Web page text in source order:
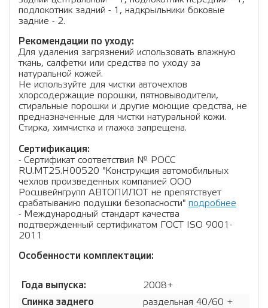
подлокотник задний - 1, надкрыльники боковые
задние - 2.
Рекомендации по уходу:
Для удаления загрязнений использовать влажную
ткань, салфетки или средства по уходу за
натуральной кожей.
Не используйте для чистки авточехлов
хлорсодержащие порошки, пятновыводители,
стиральные порошки и другие моющие средства, не
предназначенные для чистки натуральной кожи.
Стирка, химчистка и глажка запрещена.
Сертификация:
- Сертификат соответствия № РОСС
RU.МТ25.Н00520 "Конструкция автомобильных
чехлов произведенных компанией ООО
Росшвейнгрупп АВТОПИЛОТ не препятствует
срабатыванию подушки безопасности" подробнее
- Международный стандарт качества
подтвержденный сертификатом ГОСТ ISO 9001-
2011
Особенности комплектации:
Года выпуска:
2008+
Спинка заднего
раздельная 40/60 +